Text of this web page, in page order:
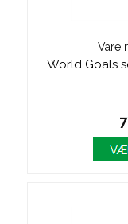
Vare
World Goals